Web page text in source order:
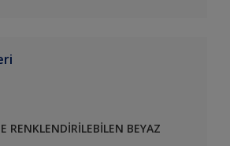
RENKLENDİRİLEBİLEN BEYAZ